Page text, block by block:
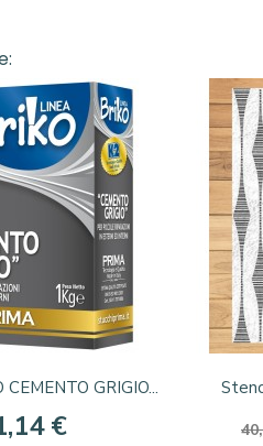
GRIGIO...
€